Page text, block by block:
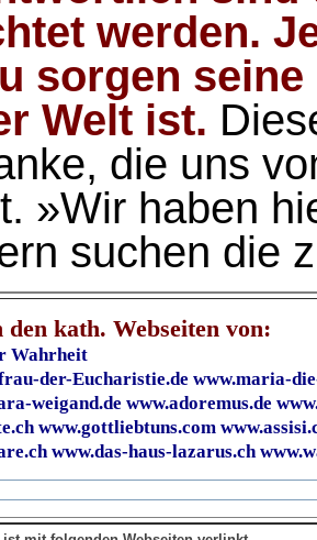
werden.
sorgen
Welt ist.
die uns
»Wir haben
suchen die
den kath. Webseiten von:
Wahrheit
der-Eucharistie.de www.maria-
weigand.de www.adoremus.de
www.gottliebtuns.com
www.das-haus-lazarus.ch